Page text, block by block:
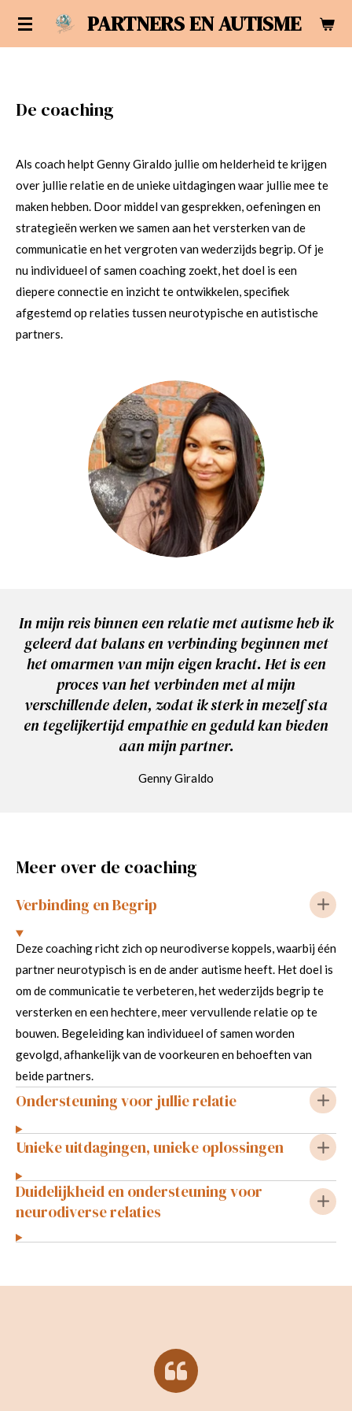
Ga
hoofdinhoud
PARTNERS EN AUTISME
De coaching
Als coach helpt Genny Giraldo jullie om helderheid te krijgen
over jullie relatie en de unieke uitdagingen waar jullie mee te
maken hebben. Door middel van gesprekken, oefeningen en
strategieën werken we samen aan het versterken van de
communicatie en het vergroten van wederzijds begrip. Of je
nu individueel of samen coaching zoekt, het doel is een
diepere connectie en inzicht te ontwikkelen, specifiek
afgestemd op relaties tussen neurotypische en autistische
partners.
In mijn reis binnen een relatie met autisme heb ik
geleerd dat balans en verbinding beginnen met
het omarmen van mijn eigen kracht. Het is een
proces van het verbinden met al mijn
verschillende delen, zodat ik sterk in mezelf sta
en tegelijkertijd empathie en geduld kan bieden
aan mijn partner.
Genny Giraldo
Meer over de coaching
Verbinding en Begrip
Deze coaching richt zich op neurodiverse koppels, waarbij één
partner neurotypisch is en de ander autisme heeft. Het doel is
om de communicatie te verbeteren, het wederzijds begrip te
versterken en een hechtere, meer vervullende relatie op te
bouwen. Begeleiding kan individueel of samen worden
gevolgd, afhankelijk van de voorkeuren en behoeften van
beide partners.
Ondersteuning voor jullie relatie
Unieke uitdagingen, unieke oplossingen
Duidelijkheid en ondersteuning voor
neurodiverse relaties